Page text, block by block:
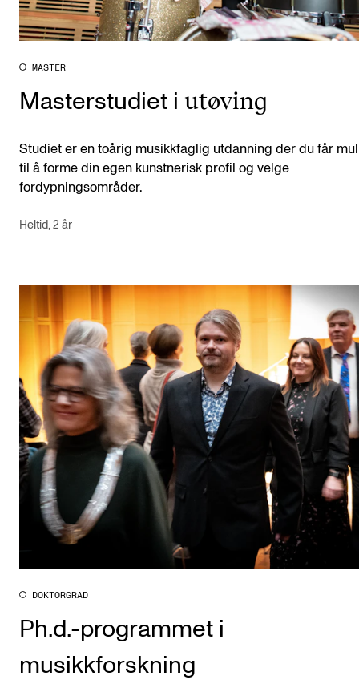
MASTER
Masterstudiet i utøving
Studiet er en toårig musikkfaglig utdanning der du får
til å forme din egen kunstnerisk profil og velge
fordypningsområder.
Heltid, 2 år
DOKTORGRAD
Ph.d.-programmet i
musikkforskning